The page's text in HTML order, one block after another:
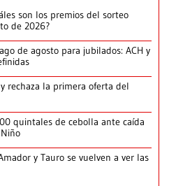
son los premios del sorteo
de 2026?
de agosto para jubilados: ACH y
rechaza la primera oferta del
quintales de cebolla ante caída
y Tauro se vuelven a ver las